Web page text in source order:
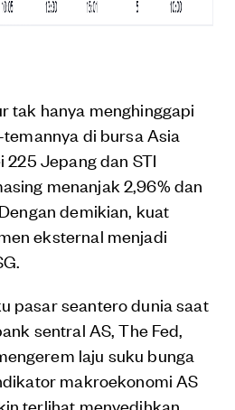
tak hanya menghinggapi
temannya di bursa Asia
Jepang dan STI
menanjak 2,96% dan
demikian, kuat
eksternal menjadi
pasar seantero dunia saat
sentral AS, The Fed,
laju suku bunga
makroekonomi AS
terlihat menyedihkan.